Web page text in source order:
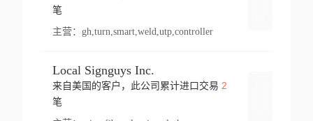
笔
主营： gh,turn,smart,weld,utp,controller
Local Signguys Inc.
来自美国的客户，此公司累计进口交易 2
笔